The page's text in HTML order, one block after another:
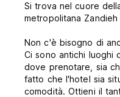
Si trova nel cuore
metropolitana
Non c'è bisogno di
Ci sono antichi luoghi
dove prenotare, sia
fatto che l'hotel sia
comodità. Ottieni il